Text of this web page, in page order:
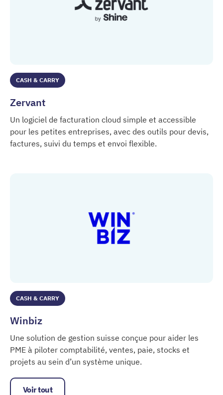
CASH & CARRY
Zervant
Un logiciel de facturation cloud simple et accessible
pour les petites entreprises, avec des outils pour devis,
factures, suivi du temps et envoi flexible.
CASH & CARRY
Winbiz
Une solution de gestion suisse conçue pour aider les
PME à piloter comptabilité, ventes, paie, stocks et
projets au sein d’un système unique.
Voir tout